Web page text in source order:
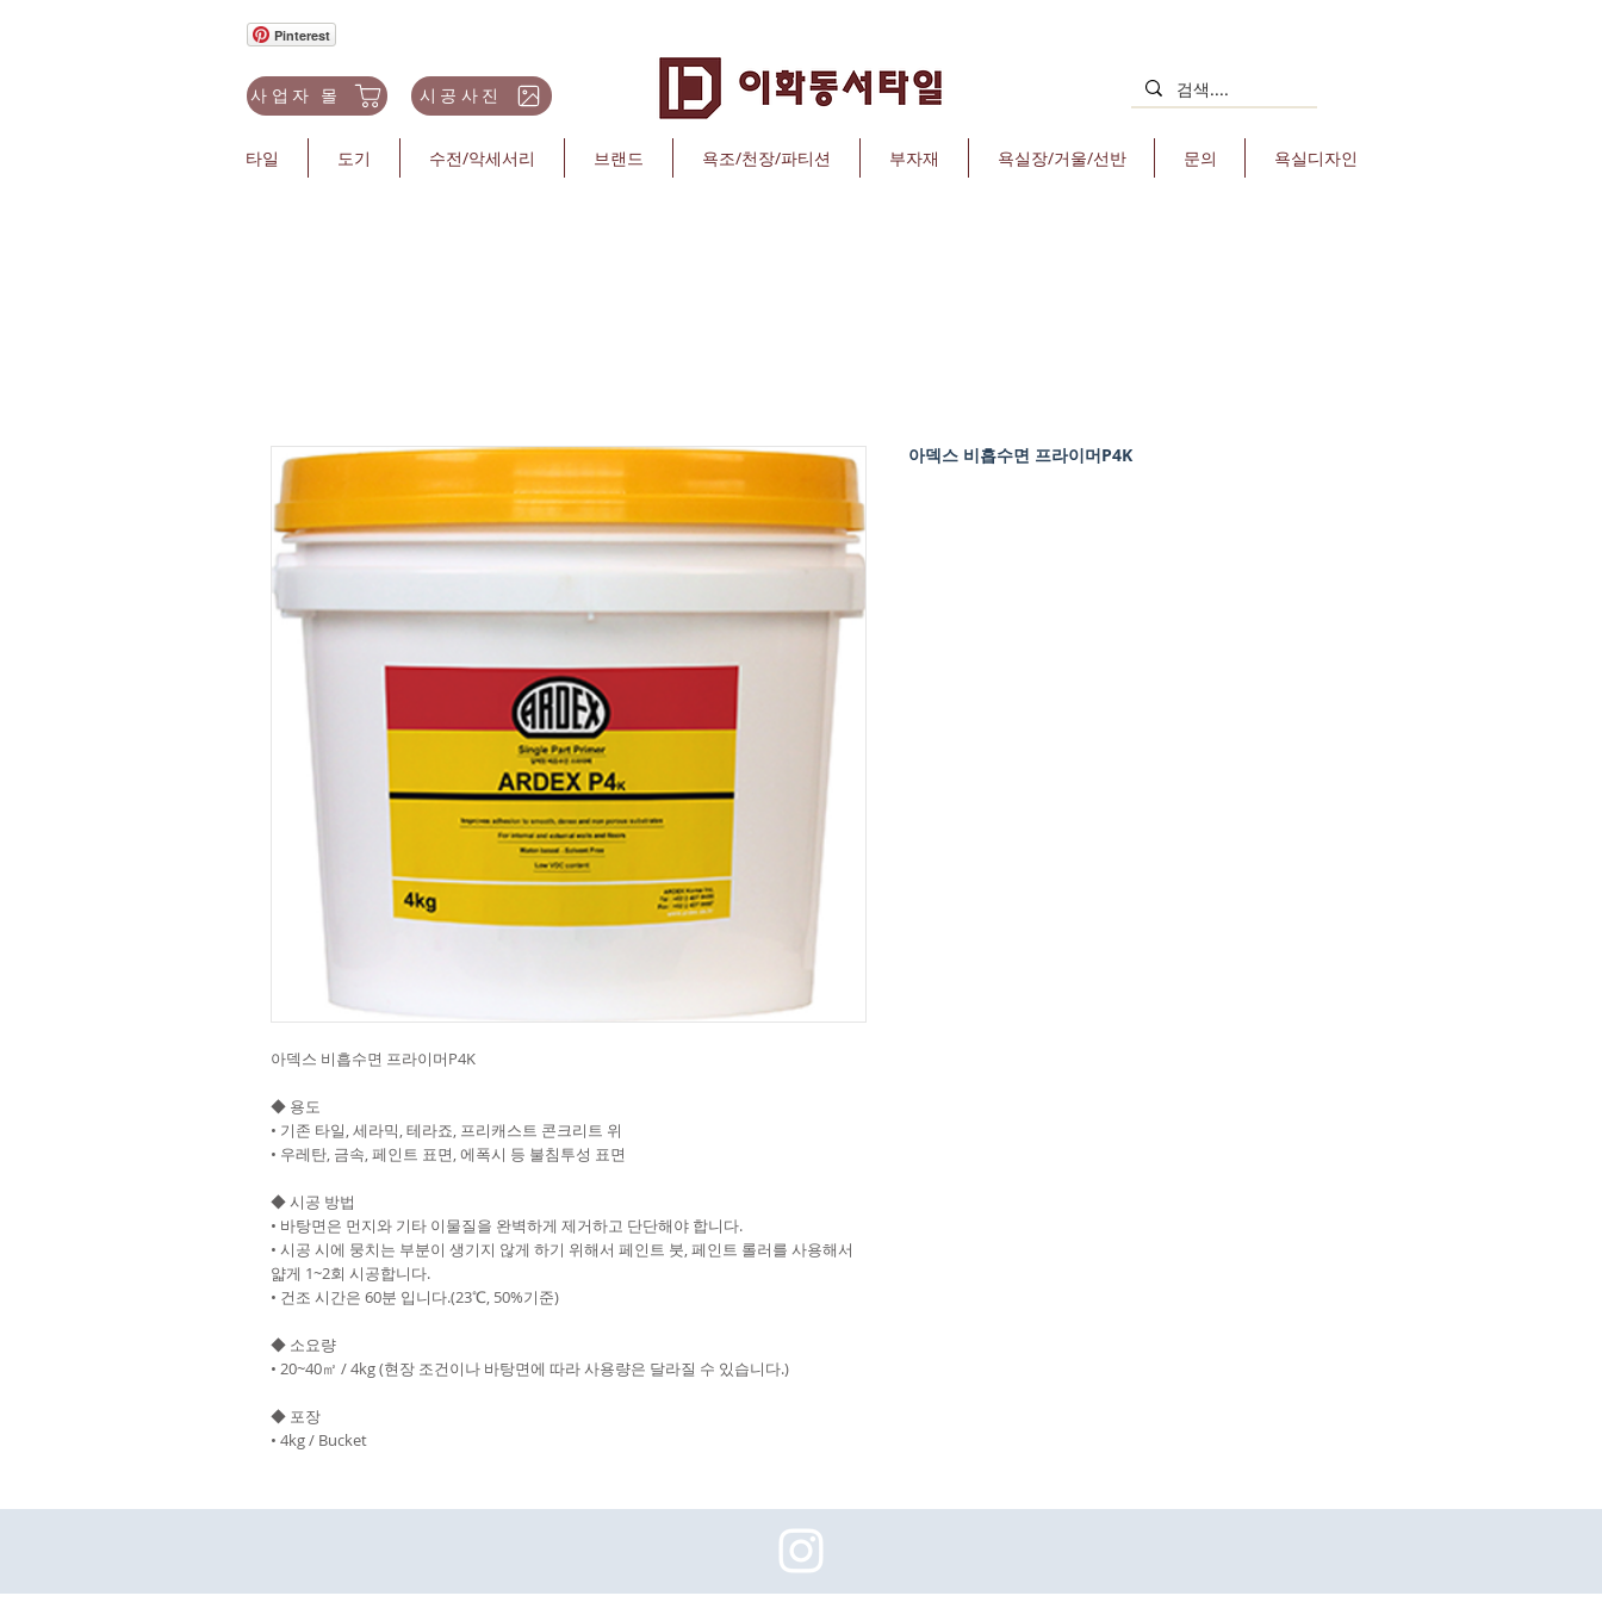
Pinterest
사업자 몰 시공사진
타일 도기 수전/악세서리 브랜드 욕조/천장/파티션 부자재 욕실장/거울/선반 문의 욕실디자인
아덱스 비흡수면 프라이머P4K
◆ 용도
• 기존 타일, 세라믹, 테라죠, 프리캐스트 콘크리트 위
• 우레탄, 금속, 페인트 표면, 에폭시 등 불침투성 표면
◆ 시공 방법
• 바탕면은 먼지와 기타 이물질을 완벽하게 제거하고 단단해야 합니다.
• 시공 시에 뭉치는 부분이 생기지 않게 하기 위해서 페인트 붓, 페인트 롤러를 사용해서
얇게 1~2회 시공합니다.
• 건조 시간은 60분 입니다.(23℃, 50%기준)
◆ 소요량
• 20~40㎡ / 4kg (현장 조건이나 바탕면에 따라 사용량은 달라질 수 있습니다.)
◆ 포장
• 4kg / Bucket
아덱스 비흡수면 프라이머P4K